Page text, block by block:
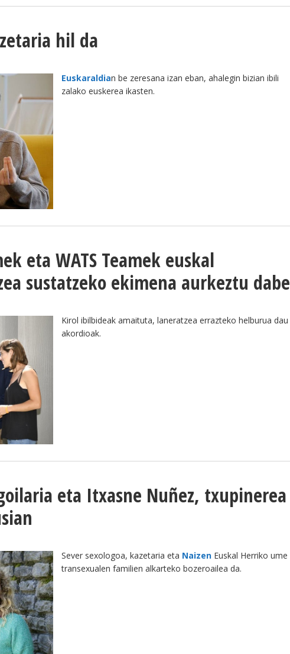
hil da
Euskaraldian be zeresana izan eban, ahalegin bizian ibili
zalako euskerea ikasten.
eta WATS Teamek euskal
sustatzeko ekimena aurkeztu dabe
Kirol ibilbideak amaituta, laneratzea errazteko helburua dau
akordioak.
eta Itxasne Nuñez, txupinerea
Sever sexologoa, kazetaria eta Naizen Euskal Herriko ume
transexualen familien alkarteko bozeroailea da.